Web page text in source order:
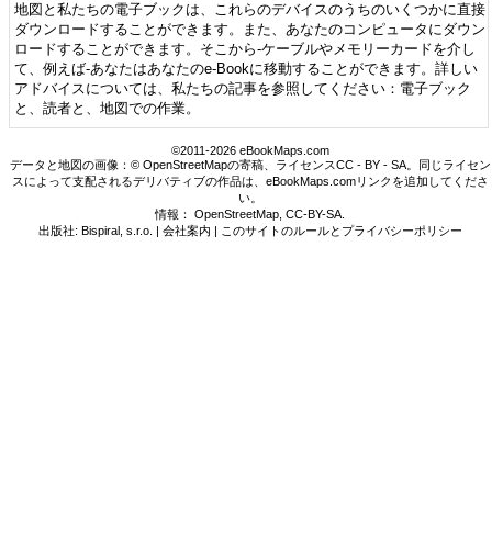
地図と私たちの電子ブックは、これらのデバイスのうちのいくつかに直接
ダウンロードすることができます。また、あなたのコンピュータにダウン
ロードすることができます。そこから-ケーブルやメモリーカードを介し
て、例えば-あなたはあなたのe-Bookに移動することができます。詳しい
アドバイスについては、私たちの記事を参照してください：電子ブック
と、読者と、地図での作業。
©2011-2026 eBookMaps.com
データと地図の画像：© OpenStreetMapの寄稿、ライセンスCC - BY - SA。同じライセン
スによって支配されるデリバティブの作品は、eBookMaps.comリンクを追加してくださ
い。
情報：OpenStreetMap ,CC-BY-SA
出版社: Bispiral, s.r.o. | 会社案内 | このサイトのルールとプライバシーポリシー